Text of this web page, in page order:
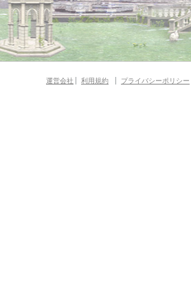
運営会社 利用規約 プライバシーポリシー